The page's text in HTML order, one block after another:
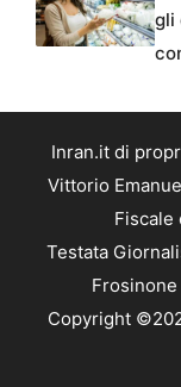
gli
Inran.it di
Vittorio
Fiscale
Testata
Copyright